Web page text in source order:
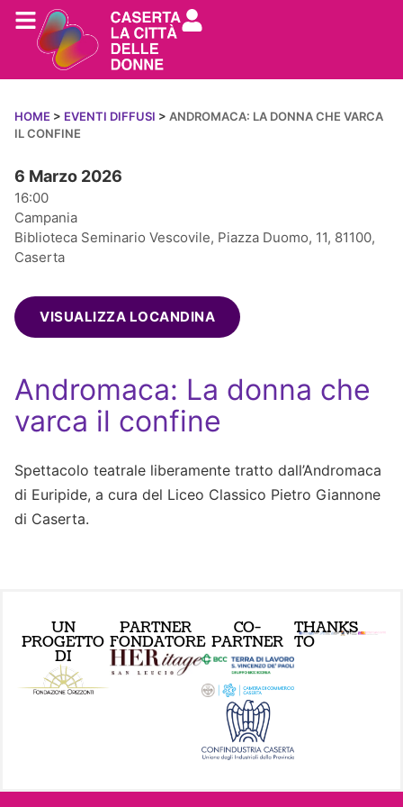
HOME > EVENTI DIFFUSI > ANDROMACA: LA DONNA CHE VARCA
IL CONFINE
Andromaca: La donna che
varca il confine
Spettacolo teatrale liberamente tratto dall’Andromaca
di Euripide, a cura del Liceo Classico Pietro Giannone
di Caserta.
6 Marzo 2026
16:00
Campania
Biblioteca Seminario Vescovile, Piazza Duomo, 11, 81100,
Caserta
VISUALIZZA LOCANDINA
UN
PROGETTO
DI
PARTNER
FONDATORE
CO-
PARTNER
THANKS
TO